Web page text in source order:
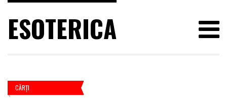
ESOTERICA
CĂRŢI